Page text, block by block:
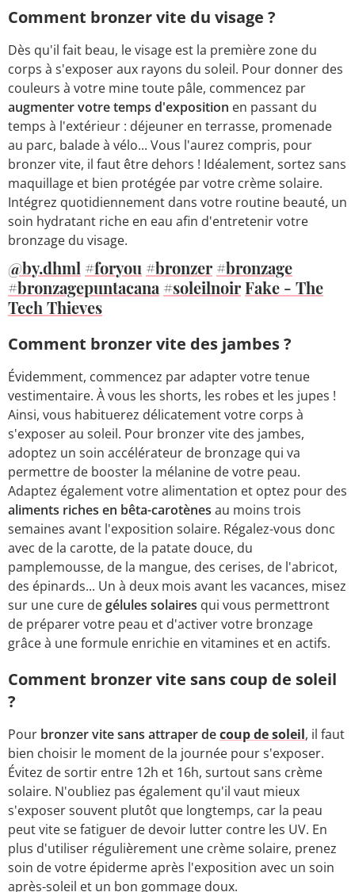
Comment bronzer vite du visage ?
Dès qu'il fait beau, le visage est la première zone du
corps à s'exposer aux rayons du soleil. Pour donner des
couleurs à votre mine toute pâle, commencez par
augmenter votre temps d'exposition en passant du
temps à l'extérieur : déjeuner en terrasse, promenade
au parc, balade à vélo... Vous l'aurez compris, pour
bronzer vite, il faut être dehors ! Idéalement, sortez sans
maquillage et bien protégée par votre crème solaire.
Intégrez quotidiennement dans votre routine beauté, un
soin hydratant riche en eau afin d'entretenir votre
bronzage du visage.
@by.dhml #foryou #bronzer #bronzage
#bronzagepuntacana #soleilnoirFake - The
Tech Thieves
Comment bronzer vite des jambes ?
Évidemment, commencez par adapter votre tenue
vestimentaire. À vous les shorts, les robes et les jupes !
Ainsi, vous habituerez délicatement votre corps à
s'exposer au soleil. Pour bronzer vite des jambes,
adoptez un soin accélérateur de bronzage qui va
permettre de booster la mélanine de votre peau.
Adaptez également votre alimentation et optez pour des
aliments riches en bêta-carotènes au moins trois
semaines avant l'exposition solaire. Régalez-vous donc
avec de la carotte, de la patate douce, du
pamplemousse, de la mangue, des cerises, de l'abricot,
des épinards... Un à deux mois avant les vacances, misez
sur une cure degélules solaires qui vous permettront
de préparer votre peau et d'activer votre bronzage
grâce à une formule enrichie en vitamines et en actifs.
Comment bronzer vite sans coup de soleil
?
Pour bronzer vite sans attraper decoup de soleil, il faut
bien choisir le moment de la journée pour s'exposer.
Évitez de sortir entre 12h et 16h, surtout sans crème
solaire. N'oubliez pas également qu'il vaut mieux
s'exposer souvent plutôt que longtemps, car la peau
peut vite se fatiguer de devoir lutter contre les UV. En
plus d'utiliser régulièrement une crème solaire, prenez
soin de votre épiderme après l'exposition avec un soin
après-soleil et un bon gommage doux.